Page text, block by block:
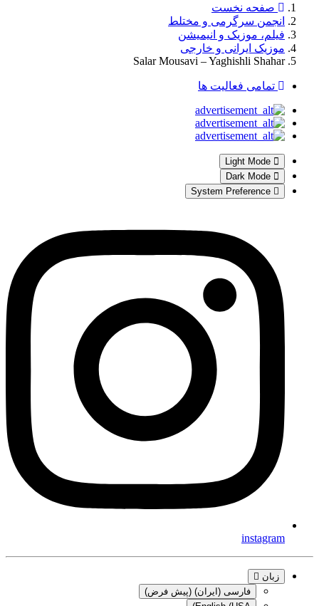
صفحه نخست
انجمن سرگرمی و مختلط
فیلم، موزیک و انیمیشن
موزیک ایرانی و خارجی
Salar Mousavi – Yaghishli Shahar
تمامی فعالیت ها
Light Mode
Dark Mode
System Preference
instagram
زبان
فارسی (ایران) (پیش فرض)